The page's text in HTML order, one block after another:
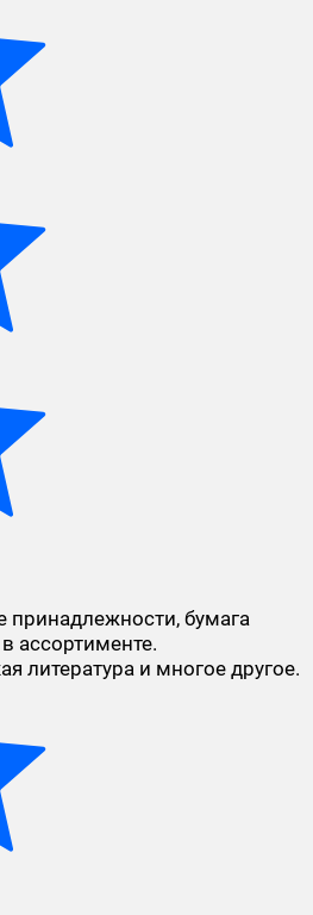
бумага
ассортименте.
литература и многое другое.